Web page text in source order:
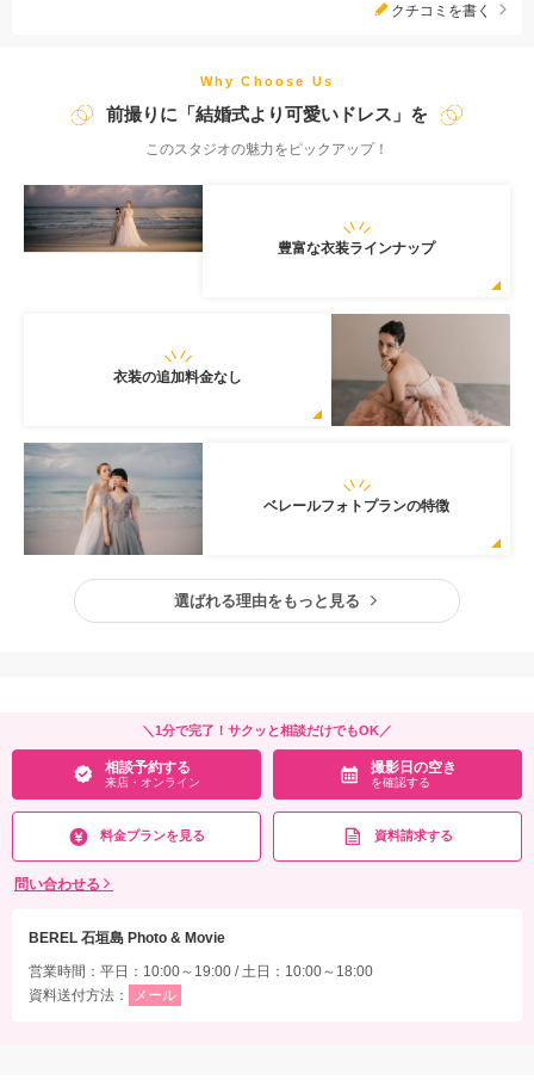
撮影したいスポットのリクエストなど 沖縄フォトウェディング
クチコミを書く
Why Choose Us
前撮りに「結婚式より可愛いドレス」を
このスタジオの魅力をピックアップ！
豊富な衣装ラインナップ
衣装の追加料金なし
ベレールフォトプランの特徴
選ばれる理由をもっと見る
＼1分で完了！サクッと相談だけでもOK／
相談予約する
来店・オンライン
撮影日の空き
を確認する
料金プランを見る 資料請求する
問い合わせる
BEREL 石垣島 Photo & Movie
営業時間：平日：10:00～19:00 / 土日：10:00～18:00
資料送付方法：
メール